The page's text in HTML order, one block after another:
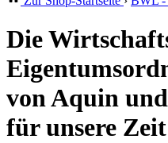
Die
von Aquin
für unsere Zeit